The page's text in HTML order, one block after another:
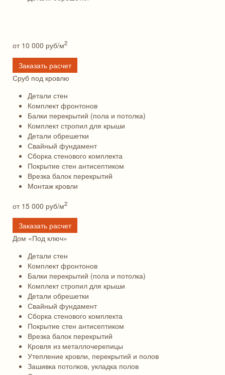
от 10 000 руб/м2
Заказать расчет
Сруб под кровлю
Детали стен
Комплект фронтонов
Балки перекрытий (пола и потолка)
Комплект стропил для крыши
Детали обрешетки
Свайный фундамент
Сборка стенового комплекта
Покрытие стен антисептиком
Врезка балок перекрытий
Монтаж кровли
от 15 000 руб/м2
Заказать расчет
Дом «Под ключ»
Детали стен
Комплект фронтонов
Балки перекрытий (пола и потолка)
Комплект стропил для крыши
Детали обрешетки
Свайный фундамент
Сборка стенового комплекта
Покрытие стен антисептиком
Врезка балок перекрытий
Кровля из металлочерепицы
Утепление кровли, перекрытий и полов
Зашивка потолков, укладка полов